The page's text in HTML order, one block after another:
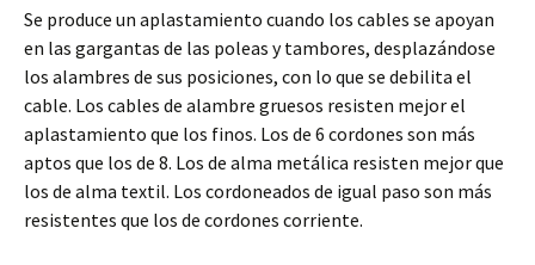
Se produce un aplastamiento cuando los cables se apoyan
en las gargantas de las poleas y tambores, desplazándose
los alambres de sus posiciones, con lo que se debilita el
cable. Los cables de alambre gruesos resisten mejor el
aplastamiento que los finos. Los de 6 cordones son más
aptos que los de 8. Los de alma metálica resisten mejor que
los de alma textil. Los cordoneados de igual paso son más
resistentes que los de cordones corriente.